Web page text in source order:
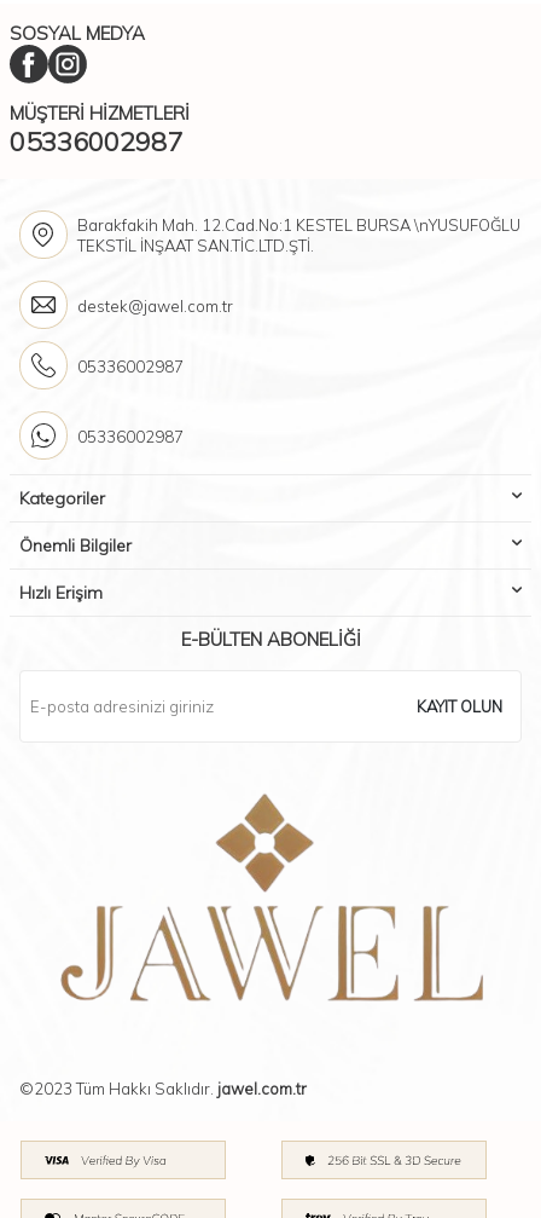
SOSYAL MEDYA
MÜŞTERI HIZMETLERI
05336002987
Barakfakih Mah. 12.Cad.No:1 KESTEL BURSA \nYUSUFOĞLU
TEKSTİL İNŞAAT SAN.TİC.LTD.ŞTİ.
destek@jawel.com.tr
05336002987
05336002987
Kategoriler
Önemli Bilgiler
Hızlı Erişim
E-BÜLTEN ABONELIĞI
KAYIT OLUN
©2023 Tüm Hakkı Saklıdır. jawel.com.tr